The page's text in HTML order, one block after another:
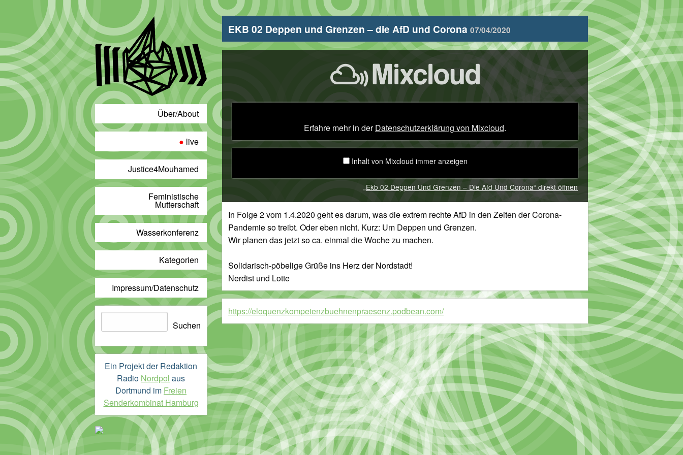
Über/About
live
Justice4Mouhamed
Feministische
Mutterschaft
Wasserkonferenz
Kategorien
Impressum/Datenschutz
Suchen
Ein Projekt der Redaktion
Radio Nordpol aus
Dortmund im Freien
Senderkombinat Hamburg
EKB 02 Deppen und Grenzen – die AfD und Corona 07/04/2020
„Ekb
02
Deppen
Und
Grenzen
–
Die
Afd
Und
Corona“
von
Mixcloud
anzeigen
Erfahre mehr in derDatenschutzerklärung von Mixcloud.
Inhalt von Mixcloud immer anzeigen
„Ekb 02 Deppen Und Grenzen – Die Afd Und Corona“ direkt öffnen
In Folge 2 vom 1.4.2020 geht es darum, was die extrem rechte AfD in den Zeiten der Corona-
Pandemie so treibt. Oder eben nicht. Kurz: Um Deppen und Grenzen.
Wir planen das jetzt so ca. einmal die Woche zu machen.
Solidarisch-pöbelige Grüße ins Herz der Nordstadt!
Nerdist und Lotte
https://eloquenzkompetenzbuehnenpraesenz.podbean.com/